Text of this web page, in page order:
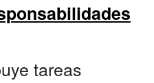
tareas